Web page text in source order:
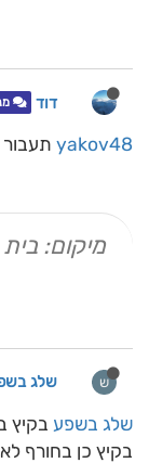
דוד
yakov48 תעבור
מיקום:
ש שלג
שלג בשפע
בקיץ כן בחורף